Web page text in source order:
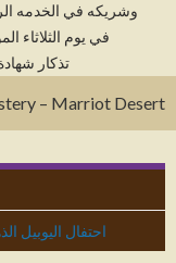
وشريكه في الخدمه
في يوم الثلاثاء الموافق 25/11/2003م - 15
تذكار
– Marriot Desert
احتفال اليوبيل